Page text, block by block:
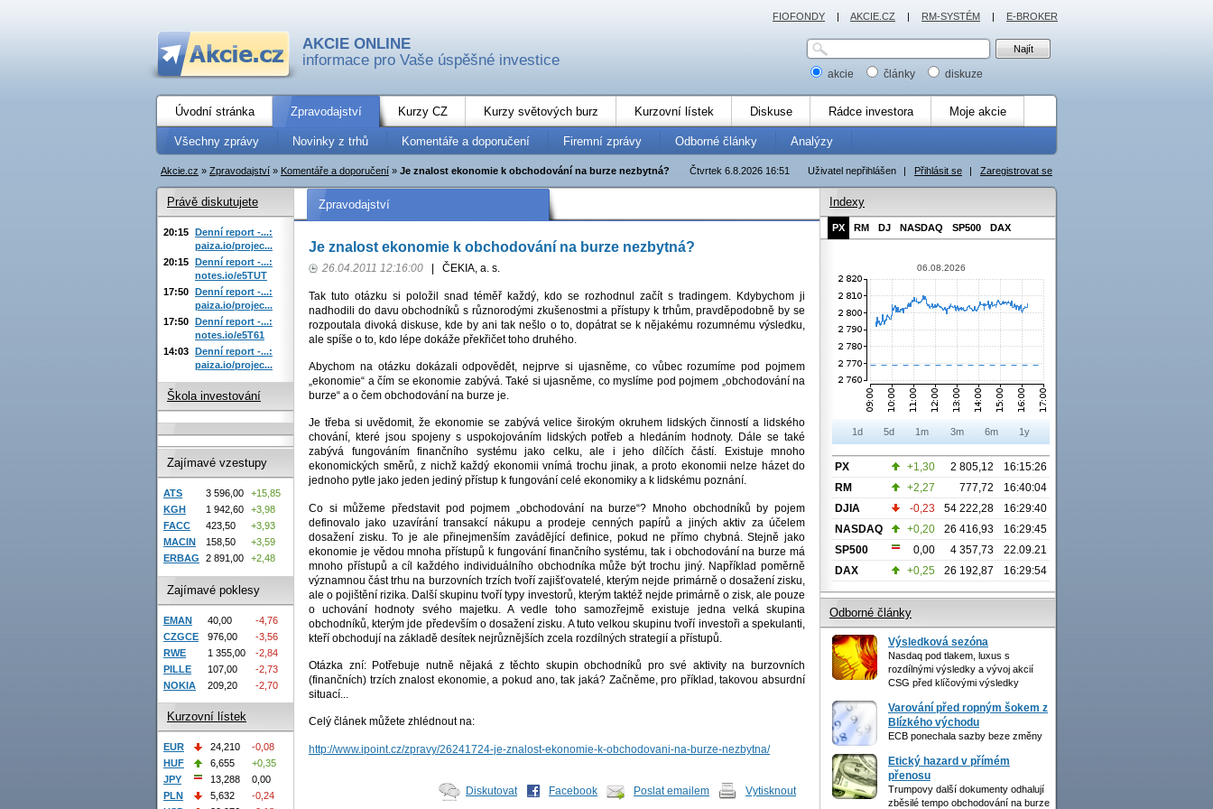
AKCIE ONLINE
informace pro Vaše úspěšné investice
akcie články diskuze
Úvodní stránka Zpravodajství Kurzy CZ Kurzy světových burz Kurzovní lístek Diskuse Rádce investora Moje akcie
Všechny zprávy Novinky z trhů Komentáře a doporučení Firemní zprávy Odborné články Analýzy
Uživatel nepřihlášen | Přihlásit se | Zaregistrovat se
Čtvrtek 6.8.2026 16:51
Akcie.cz » Zpravodajství » Komentáře a doporučení » Je znalost ekonomie k obchodování na burze nezbytná?
Zpravodajství
Je znalost ekonomie k obchodování na burze nezbytná?
26.04.2011 12:16:00 ČEKIA, a. s.
Tak tuto otázku si položil snad téměř každý, kdo se rozhodnul začít s tradingem. Kdybychom ji
nadhodili do davu obchodníků s různorodými zkušenostmi a přístupy k trhům, pravděpodobně by se
rozpoutala divoká diskuse, kde by ani tak nešlo o to, dopátrat se k nějakému rozumnému výsledku,
ale spíše o to, kdo lépe dokáže překřičet toho druhého.
Abychom na otázku dokázali odpovědět, nejprve si ujasněme, co vůbec rozumíme pod pojmem
„ekonomie“ a čím se ekonomie zabývá. Také si ujasněme, co myslíme pod pojmem „obchodování na
burze“ a o čem obchodování na burze je.
Je třeba si uvědomit, že ekonomie se zabývá velice širokým okruhem lidských činností a lidského
chování, které jsou spojeny s uspokojováním lidských potřeb a hledáním hodnoty. Dále se také
zabývá fungováním finančního systému jako celku, ale i jeho dílčích částí. Existuje mnoho
ekonomických směrů, z nichž každý ekonomii vnímá trochu jinak, a proto ekonomii nelze házet do
jednoho pytle jako jeden jediný přístup k fungování celé ekonomiky a k lidskému poznání.
Co si můžeme představit pod pojmem „obchodování na burze“? Mnoho obchodníků by pojem
definovalo jako uzavírání transakcí nákupu a prodeje cenných papírů a jiných aktiv za účelem
dosažení zisku. To je ale přinejmenším zavádějící definice, pokud ne přímo chybná. Stejně jako
ekonomie je vědou mnoha přístupů k fungování finančního systému, tak i obchodování na burze má
mnoho přístupů a cíl každého individuálního obchodníka může být trochu jiný. Například poměrně
významnou část trhu na burzovních trzích tvoří zajišťovatelé, kterým nejde primárně o dosažení zisku,
ale o pojištění rizika. Další skupinu tvoří typy investorů, kterým taktéž nejde primárně o zisk, ale pouze
o uchování hodnoty svého majetku. A vedle toho samozřejmě existuje jedna velká skupina
obchodníků, kterým jde především o dosažení zisku. A tuto velkou skupinu tvoří investoři a spekulanti,
kteří obchodují na základě desítek nejrůznějších zcela rozdílných strategií a přístupů.
Otázka zní: Potřebuje nutně nějaká z těchto skupin obchodníků pro své aktivity na burzovních
(finančních) trzích znalost ekonomie, a pokud ano, tak jaká? Začněme, pro příklad, takovou absurdní
situací...
Celý článek můžete zhlédnout na:
http://www.ipoint.cz/zpravy/26241724-je-znalost-ekonomie-k-obchodovani-na-burze-nezbytna/
Diskutovat Facebook Poslat emailem Vytisknout
Právě diskutujete
20:15 Denní report -...:
paiza.io/projec...
20:15 Denní report -...:
notes.io/e5TUT
17:50 Denní report -...:
paiza.io/projec...
17:50 Denní report -...:
notes.io/e5T61
14:03 Denní report -...:
paiza.io/projec...
Škola investování
Zajímavé vzestupy
ATS 3 596,00
+15,85
KGH
1 942,60
+3,98
FACC
423,50
+3,93
MACIN
158,50
+3,59
ERBAG
2 891,00 +2,48
Zajímavé poklesy
EMAN 40,00
-4,76
CZGCE
976,00
-3,56
RWE
1 355,00
-2,84
PILLE
107,00
-2,73
NOKIA
209,20 -2,70
Kurzovní lístek
EUR 24,210
-0,08
HUF
6,655
+0,35
JPY
13,288
0,00
PLN
5,632
-0,24
Indexy
PX RM DJ NASDAQ SP500 DAX
06.08.2026
1d 5d 1m 3m 6m 1y
PX +1,30 2 805,12
16:15:26
RM
+2,27 777,72
16:40:04
DJIA
-0,23 54 222,28
16:29:40
NASDAQ
+0,20 26 416,93
16:29:45
SP500
0,00 4 357,73
22.09.21
DAX
+0,25 26 192,87 16:29:54
Odborné články
Výsledková sezóna
Nasdaq pod tlakem, luxus s
rozdílnými výsledky a vývoj akcií
CSG před klíčovými výsledky
Varování před ropným šokem z
Blízkého východu
ECB ponechala sazby beze změny
Etický hazard v přímém
přenosu
Trumpovy další dokumenty odhalují
zběsilé tempo obchodování na burze
FIOFONDY | AKCIE.CZ | RM-SYSTÉM | E-BROKER